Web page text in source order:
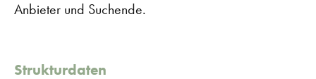
Anbieter und Suchende.
Strukturdaten